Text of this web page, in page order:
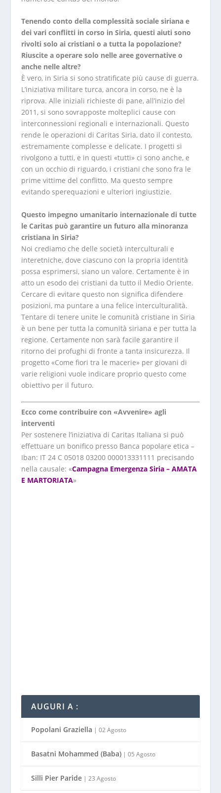
Tenendo conto della complessità sociale siriana e
dei vari conflitti in corso in Siria, questi aiuti sono
rivolti solo ai cristiani o a tutta la popolazione?
Riuscite a operare solo nelle aree governative o
anche nelle altre?
È vero, in Siria si sono stratificate più cause di guerra.
L’iniziativa militare turca, ancora in corso, ne è la
riprova. Alle iniziali richieste di pane, all’inizio del
2011, si sono sovrapposte molteplici cause con
interconnessioni regionali e internazionali. Questo
rende le operazioni di Caritas Siria, dato il contesto,
estremamente complesse e delicate. I progetti si
rivolgono a tutti, e in questi «tutti» ci sono anche, e
con un occhio di riguardo, i cristiani che sono fra le
prime vittime del conflitto. Ma questo sempre
evitando sperequazioni e ulteriori ingiustizie.
Questo impegno umanitario internazionale di tutte
le Caritas può garantire un futuro alla minoranza
cristiana in Siria?
Noi crediamo che delle società interculturali e
interetniche, dove ciascuno con la propria identità
possa esprimersi, siano un valore. Certamente è in
atto un esodo dei cristiani da tutto il Medio Oriente.
Cercare di evitare questo non significa difendere
posizioni, ma puntare a una felice interculturalità.
Tentare di tenere unite le comunità cristiane in Siria
è un bene per tutta la comunità siriana e per tutta la
regione. Certamente non sarà facile garantire il
ritorno dei profughi di fronte a tanta insicurezza. Il
progetto «Come fiori tra le macerie» per giovani di
varie religioni vuole indicare proprio questo come
obiettivo per il futuro.
Ecco come contribuire con «Avvenire» agli
interventi
Per sostenere l’iniziativa di Caritas Italiana si può
effettuare un bonifico presso Banca popolare etica –
Iban: IT 24 C 05018 03200 000013331111 precisando
nella causale: «Campagna Emergenza Siria – AMATA
E MARTORIATA»
AUGURI A :
Popolani Graziella | 02 Agosto
Basatni Mohammed (Baba)| 05 Agosto
Silli Pier Paride| 23 Agosto